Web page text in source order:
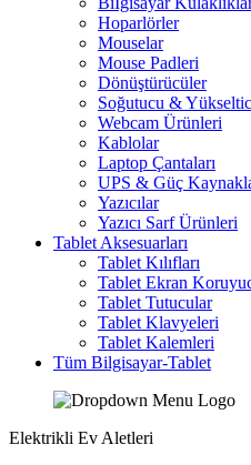
Hoparlörler
Mouselar
Mouse Padleri
Dönüştürücüler
Soğutucu &
Webcam Ürünleri
Kablolar
Laptop Çantaları
UPS & Güç
Yazıcılar
Yazıcı Sarf Ürünleri
Tablet Aksesuarları
Tablet Kılıfları
Tablet Ekran
Tablet Tutucular
Tablet Klavyeleri
Tablet Kalemleri
Tüm Bilgisayar-Tablet
Elektrikli Ev Aletleri